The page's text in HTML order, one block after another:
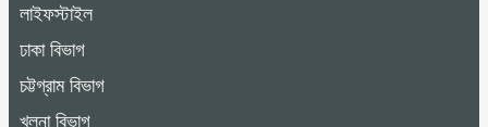
লাইফস্টাইল
ঢাকা বিভাগ
চট্টগ্রাম বিভাগ
খুলনা বিভাগ